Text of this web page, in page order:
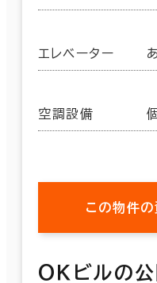
エレベーター
空調設備
この物件
ＯＫビルの